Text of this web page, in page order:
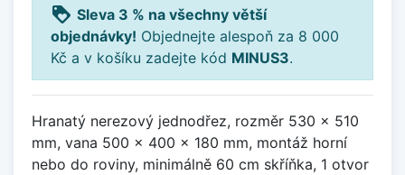
loyalty Sleva 3 % na všechny větší
objednávky! Objednejte alespoň za 8 000
Kč a v košíku zadejte kód MINUS3.
Hranatý nerezový jednodřez, rozměr 530 x 510
mm, vana 500 x 400 x 180 mm, montáž horní
nebo do roviny, minimálně 60 cm skříňka, 1 otvor